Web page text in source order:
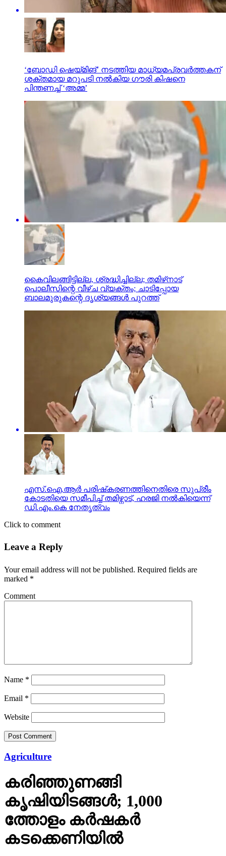
‘ബോഡി ഷെയ്മിങ്’ നടത്തിയ മാധ്യമപ്രവർത്തകന്
ശക്തമായ മറുപടി നൽകിയ ഗൗരി കിഷനെ
പിന്തണച്ച് ‘അമ്മ’
കൈവിലങ്ങിട്ടില്ല, ശ്രദ്ധിച്ചില്ല; തമിഴ്‌നാട്
പൊലീസിന്റെ വീഴ്ച വ്യക്തം; ചാടിപ്പോയ
ബാലമുരുകന്റെ ദൃശ്യങ്ങള്‍ പുറത്ത്
എസ്.ഐ.ആർ പരിഷ്‍കരണത്തിനെതിരെ സുപ്രീം
കോടതിയെ സമീപിച്ച് തമിഴ്നാട്, ഹരജി നൽകിയെന്ന്
ഡി.എം.കെ നേതൃത്വം
Click to comment
Leave a Reply
Your email address will not be published. Required fields are
marked *
Comment
Name *
Email *
Website
Agriculture
കരിഞ്ഞുണങ്ങി
കൃഷിയിടങ്ങൾ; 1,000
ത്തോളം കർഷകർ
കടക്കെണിയിൽ